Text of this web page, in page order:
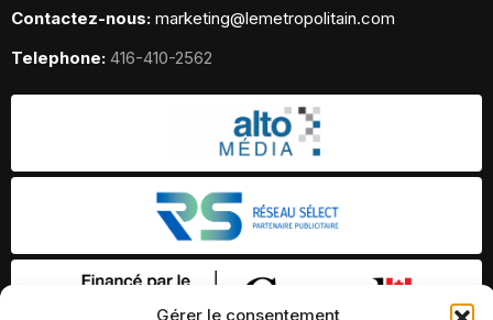
Gérer le consentement
Contactez-nous: marketing@lemetropolitain.com
Telephone: 416-410-2562